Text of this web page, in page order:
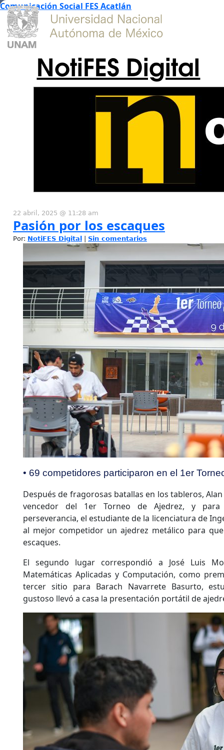
Comunicación Social FES Acatlán
NotiFES Digital
22 abril, 2025 @ 11:28 am
Pasión por los escaques
Por: NotiFES Digital Sin comentarios
• 69 competidores participaron en el 1er
Después de fragorosas batallas en los tableros,
vencedor del 1er Torneo de Ajedrez, y
perseverancia, el estudiante de la licenciatura de
al mejor competidor un ajedrez metálico para
escaques.
El segundo lugar correspondió a José Luis
Matemáticas Aplicadas y Computación, como
tercer sitio para Barach Navarrete Basurto,
gustoso llevó a casa la presentación portátil de